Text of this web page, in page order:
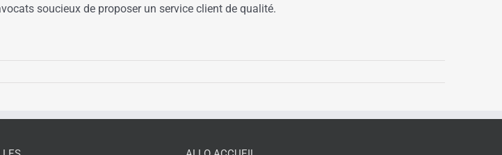
soucieux de proposer un service client de qualité.